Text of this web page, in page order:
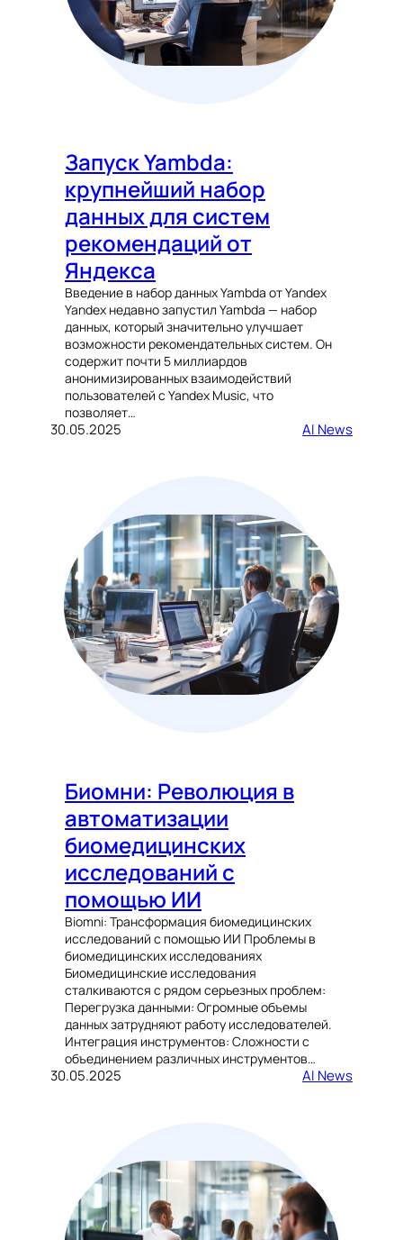
Запуск Yambda:
крупнейший набор
данных для систем
рекомендаций от
Яндекса
Введение в набор данных Yambda от Yandex
Yandex недавно запустил Yambda — набор
данных, который значительно улучшает
возможности рекомендательных систем. Он
содержит почти 5 миллиардов
анонимизированных взаимодействий
пользователей с Yandex Music, что
позволяет…
30.05.2025 AI News
Биомни: Революция в
автоматизации
биомедицинских
исследований с
помощью ИИ
Biomni: Трансформация биомедицинских
исследований с помощью ИИ Проблемы в
биомедицинских исследованиях
Биомедицинские исследования
сталкиваются с рядом серьезных проблем:
Перегрузка данными: Огромные объемы
данных затрудняют работу исследователей.
Интеграция инструментов: Сложности с
объединением различных инструментов…
30.05.2025 AI News